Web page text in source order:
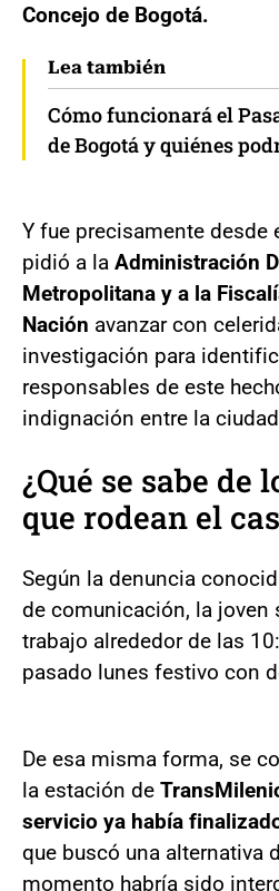
Concejo de Bogotá.
Lea también
Cómo funcionará el
de Bogotá y quiénes
Y fue precisamente desde
pidió a la Administración
Metropolitana y a la
Nación avanzar con
investigación para
responsables de este
indignación entre la
¿Qué se sabe de
que rodean el
Según la denuncia
de comunicación, la joven
trabajo alrededor de las
pasado lunes festivo con
De esa misma forma, se
la estación de
servicio ya había
que buscó una alternativa
momento habría sido